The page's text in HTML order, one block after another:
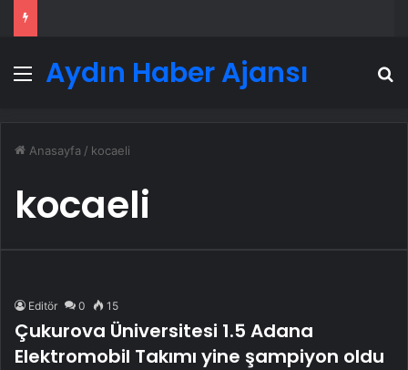
Menü
Aydın Haber Ajansı
Anasayfa / kocaeli
kocaeli
Editör 0 15
Çukurova Üniversitesi 1.5 Adana
Elektromobil Takımı yine şampiyon oldu